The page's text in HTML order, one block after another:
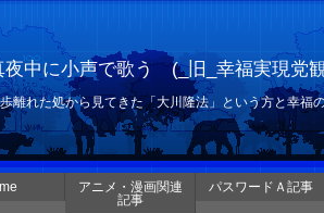
夜中に小声で歌う (_旧_幸福実現党
離れた処から見てきた「大川隆法」という方と幸福
アニメ・漫画関連
記事
パスワードＡ記事